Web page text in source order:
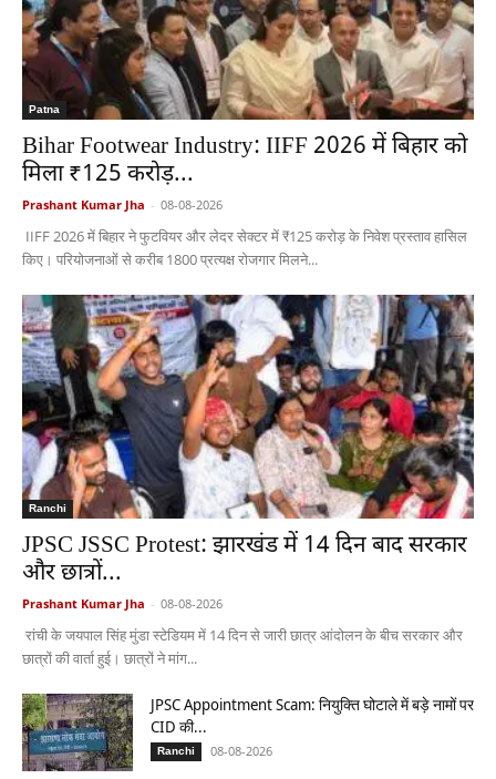
Patna
Bihar Footwear Industry: IIFF 2026 में बिहार को
मिला ₹125 करोड़...
Prashant Kumar Jha - 08-08-2026
IIFF 2026 में बिहार ने फुटवियर और लेदर सेक्टर में ₹125 करोड़ के निवेश प्रस्ताव हासिल
किए। परियोजनाओं से करीब 1800 प्रत्यक्ष रोजगार मिलने...
Ranchi
JPSC JSSC Protest: झारखंड में 14 दिन बाद सरकार
और छात्रों...
Prashant Kumar Jha - 08-08-2026
रांची के जयपाल सिंह मुंडा स्टेडियम में 14 दिन से जारी छात्र आंदोलन के बीच सरकार और
छात्रों की वार्ता हुई। छात्रों ने मांग...
JPSC Appointment Scam: नियुक्ति घोटाले में बड़े नामों पर
CID की...
Ranchi 08-08-2026